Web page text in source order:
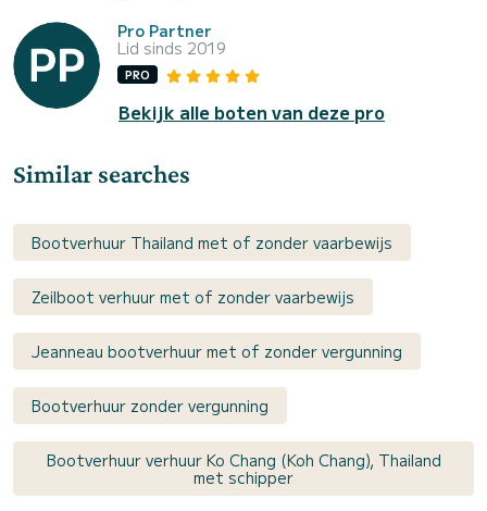
Pro Partner
Lid sinds 2019
PRO
Bekijk alle boten van deze pro
Similar searches
Bootverhuur Thailand met of zonder vaarbewijs
Zeilboot verhuur met of zonder vaarbewijs
Jeanneau bootverhuur met of zonder vergunning
Bootverhuur zonder vergunning
Bootverhuur verhuur Ko Chang (Koh Chang), Thailand
met schipper